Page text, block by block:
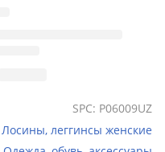
SPC: P06009UZ
Лосины, леггинсы женские